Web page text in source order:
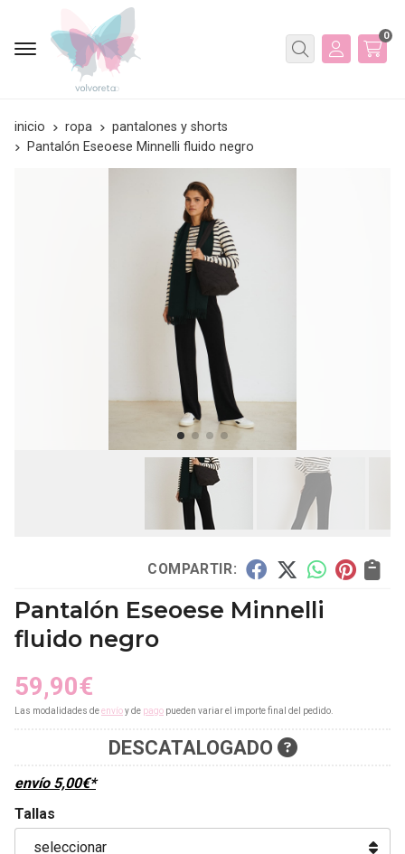
Buscar
0
inicio ropa
pantalones y shorts
Pantalón Eseoese Minnelli fluido negro
COMPARTIR:
Pantalón Eseoese Minnelli
fluido negro
59,90€
Las modalidades deenvíoy de pago pueden variar el importe final del pedido.
DESCATALOGADO
envío 5,00€*
Tallas